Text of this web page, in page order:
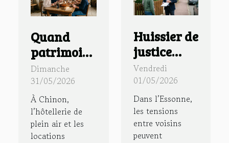
Quand
patrimoine
rime avec
hospitalité
:
immersion
dans un
Dimanche
31/05/2026
À Chinon,
l’hôtellerie de
plein air et les
locations
Huissier de
justice
dans le 91,
acteur clé
de la
prévention
des
Vendredi
01/05/2026
Dans l’Essonne,
les tensions
entre voisins
peuvent